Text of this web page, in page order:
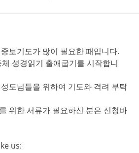
보기도가 많이 필요한 때입니다.
성경읽기 출애굽기를 시작합니
도님들을 위하여 기도와 격려 부탁
위한 서류가 필요하신 분은 신청바
us: